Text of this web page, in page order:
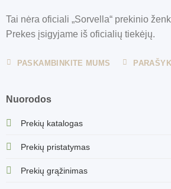
Tai nėra oficiali „Sorvella“ prekinio
Prekes įsigyjame iš oficialių tiekėjų.
PASKAMBINKITE MUMS
Nuorodos
Prekių katalogas
Prekių pristatymas
Prekių grąžinimas